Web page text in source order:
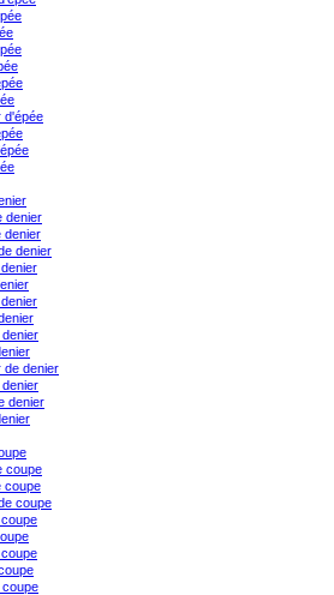
d'épée
denier
denier
denier
de denier
denier
denier
coupe
coupe
coupe
coupe